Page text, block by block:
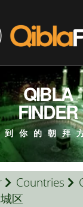
QIBLA
FINDER
到你的朝拜
Countries
区